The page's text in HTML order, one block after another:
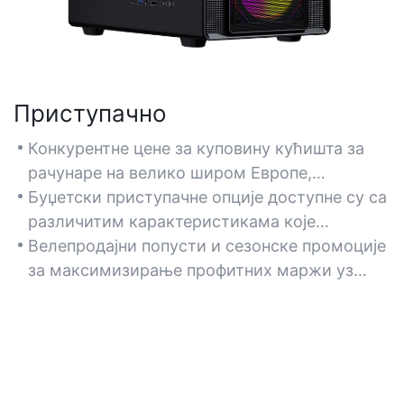
Приступачно
Конкурентне цене за куповину кућишта за
рачунаре на велико широм Европе,
обезбеђујући исплатива решења за трговце
и препродавце.
Буџетски приступачне опције доступне су са
различитим карактеристикама које
одговарају различитим сегментима
тржишта и потребама потрошача.
Велепродајни попусти и сезонске промоције
за максимизирање профитних маржи уз